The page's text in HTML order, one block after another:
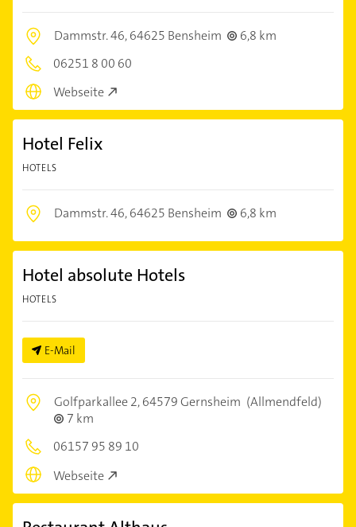
Dammstr. 46,64625 Bensheim
6,8 km
06251 8 00 60
Webseite
Hotel Felix
HOTELS
Dammstr. 46,64625 Bensheim 6,8 km
Hotel absolute Hotels
HOTELS
E-Mail
Golfparkallee 2,64579 Gernsheim (Allmendfeld)
7 km
06157 95 89 10
Webseite